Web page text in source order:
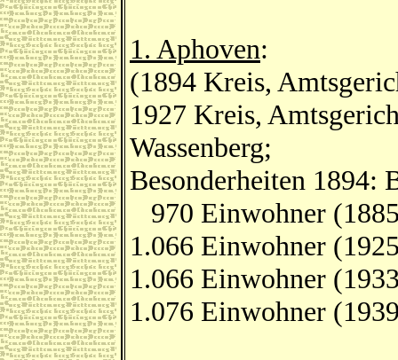
1. Aphoven:
(1894 Kreis,
1927 Kreis,
Wassenberg;
Besonderheiten 1894:
970 Einwohner
1.066 Einwohner
1.066 Einwohner
1.076 Einwohner